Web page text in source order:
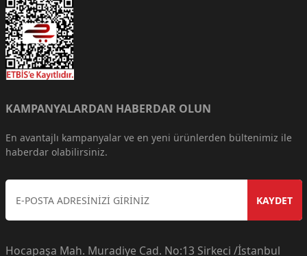
KAMPANYALARDAN HABERDAR OLUN
En avantajlı kampanyalar ve en yeni ürünlerden bültenimiz ile
haberdar olabilirsiniz.
KAYDET
Hocapaşa Mah. Muradiye Cad. No:13 Sirkeci /İstanbul